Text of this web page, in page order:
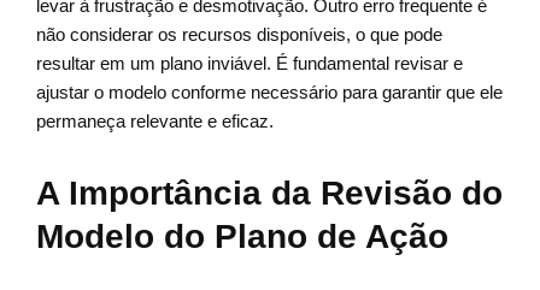
levar à frustração e desmotivação. Outro erro frequente é
não considerar os recursos disponíveis, o que pode
resultar em um plano inviável. É fundamental revisar e
ajustar o modelo conforme necessário para garantir que ele
permaneça relevante e eficaz.
A Importância da Revisão do
Modelo do Plano de Ação